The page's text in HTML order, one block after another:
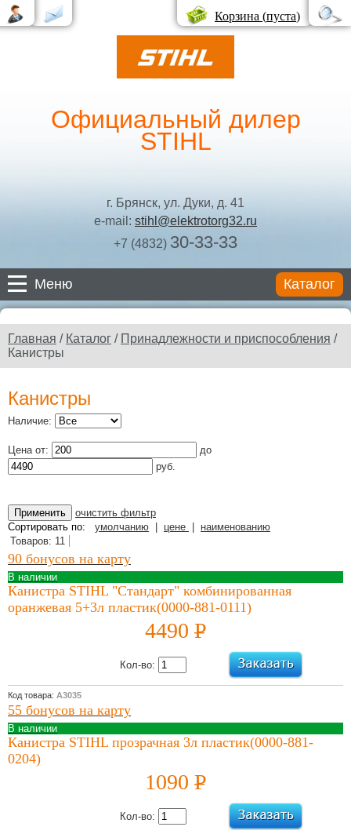
Корзина (пуста)
Официальный дилер
STIHL
г. Брянск, ул. Дуки, д. 41
e-mail: stihl@elektrotorg32.ru
+7 (4832) 30-33-33
Меню Каталог
Каталог
Юридическое
наименование
"Электроторг" ИНН/
КПП
3257013977/325701001
Новости и
выбрать,
электрический
или бензиновый
Подробнее
04 Июля 2022
Главная / Каталог / Принадлежности и приспособления /
Канистры
Канистры
Наличие:
Цена от:
до
руб.
очистить фильтр
Сортировать по:
умолчанию цене
наименованию
Товаров: 11
90 бонусов на карту
В наличии
Канистра STIHL "Стандарт" комбинированная
оранжевая 5+3л пластик(0000-881-0111)
4490 P
Кол-во:
Код товара: А3035
55 бонусов на карту
В наличии
Канистра STIHL прозрачная 3л пластик(0000-881-
0204)
1090 P
Кол-во: